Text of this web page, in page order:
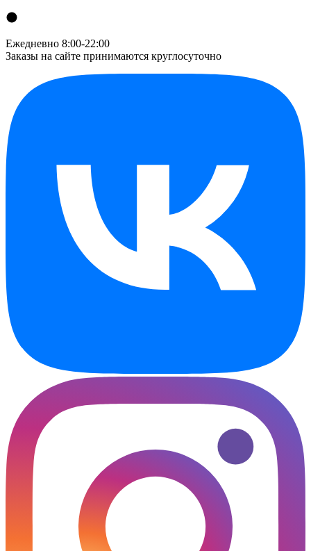
Ежедневно 8:00-22:00
Заказы на сайте принимаются круглосуточно